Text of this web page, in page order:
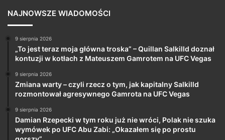
NAJNOWSZE WIADOMOŚCI
9 sierpnia 2026
„To jest teraz moja główna troska” – Quillan Salkilld doznał
kontuzji w kotłach z Mateuszem Gamrotem na UFC Vegas
9 sierpnia 2026
Zmiana warty – czyli rzecz o tym, jak kapitalny Salkilld
rozmontował agresywnego Gamrota na UFC Vegas
9 sierpnia 2026
Damian Rzepecki w tym roku już nie wróci, Polak nie szuka
wymówek po UFC Abu Zabi: „Okazałem się po prostu